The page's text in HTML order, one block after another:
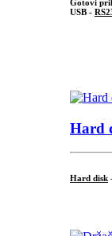
Gotovi
USB -
Hard
Hard disk